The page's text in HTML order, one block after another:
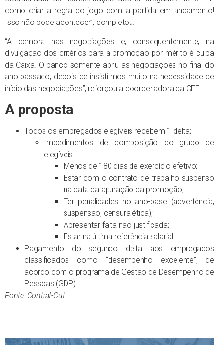
como criar a regra do jogo com a partida em andamento!
Isso não pode acontecer”, completou.
“A demora nas negociações e, consequentemente, na
divulgação dos critérios para a promoção por mérito é culpa
da Caixa. O banco somente abriu as negociações no final do
ano passado, depois de insistirmos muito na necessidade de
início das negociações”, reforçou a coordenadora da CEE.
A proposta
Todos os empregados elegíveis recebem 1 delta;
Impedimentos de composição do grupo de
elegíveis:
Menos de 180 dias de exercício efetivo;
Estar com o contrato de trabalho suspenso
na data da apuração da promoção;
Ter penalidades no ano-base (advertência,
suspensão, censura ética);
Apresentar falta não-justificada;
Estar na última referência salarial.
Pagamento do segundo delta aos empregados
classificados como “desempenho excelente”, de
acordo com o programa de Gestão de Desempenho de
Pessoas (GDP).
Fonte: Contraf-Cut